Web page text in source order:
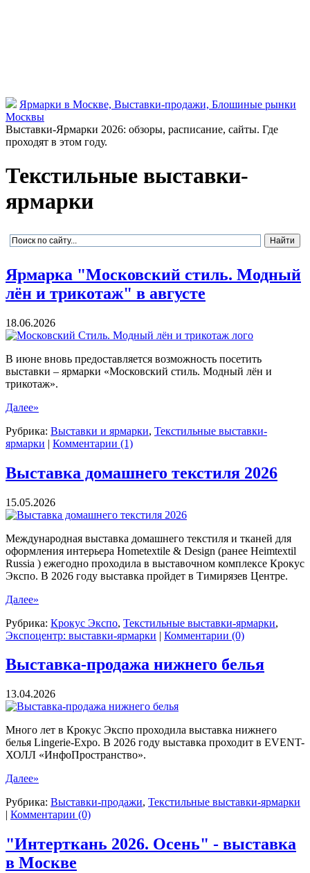
Ярмарки в Москве, Выставки-продажи, Блошиные рынки
Москвы
Выставки-Ярмарки 2026: обзоры, расписание, сайты. Где
проходят в этом году.
Текстильные выставки-
ярмарки
Ярмарка "Московский стиль. Модный
лён и трикотаж" в августе
18.06.2026
В июне вновь предоставляется возможность посетить
выставки – ярмарки «Московский стиль. Модный лён и
трикотаж».
Далее»
Рубрика: Выставки и ярмарки, Текстильные выставки-
ярмарки | Комментарии (1)
Выставка домашнего текстиля 2026
15.05.2026
Международная выставка домашнего текстиля и тканей для
оформления интерьера Hometextile & Design (ранее Heimtextil
Russia ) ежегодно проходила в выставочном комплексе Крокус
Экспо. В 2026 году выставка пройдет в Тимирязев Центре.
Далее»
Рубрика: Крокус Экспо, Текстильные выставки-ярмарки,
Экспоцентр: выставки-ярмарки | Комментарии (0)
Выставка-продажа нижнего белья
13.04.2026
Много лет в Крокус Экспо проходила выставка нижнего
белья Lingerie-Expo. В 2026 году выставка проходит в EVENT-
ХОЛЛ «ИнфоПространство».
Далее»
Рубрика: Выставки-продажи, Текстильные выставки-ярмарки
| Комментарии (0)
"Интерткань 2026. Осень" - выставка
в Москве